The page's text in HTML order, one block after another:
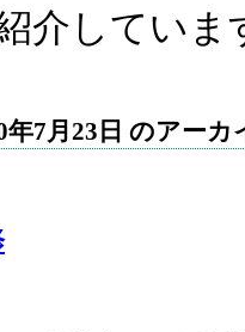
介していま
年7月23日 のアーカ